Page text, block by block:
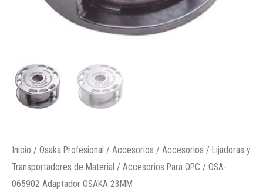
Inicio / Osaka Profesional / Accesorios / Accesorios / Lijadoras y
Transportadores de Material / Accesorios Para OPC / OSA-
065902 Adaptador OSAKA 23MM